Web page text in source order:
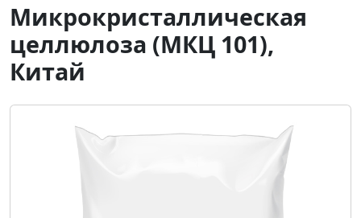
Микрокристаллическая
целлюлоза (МКЦ 101),
Китай